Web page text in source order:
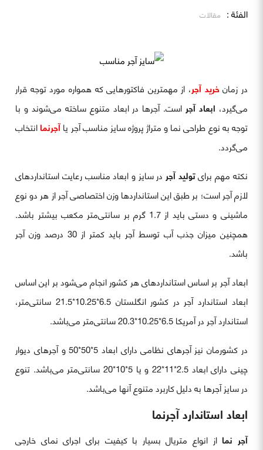
الفئة : مقالات
در زمانخرید آجر
، از مهم‎ترین فاکتورهایی‌ که همواره مورد توجه قرار
می‌گیرد، ابعاد آجراست. آجرها در ابعاد متنوع ساخته می‌شوند و با
توجه به نوع طراحی نما و متراژ پروژه سایز مناسب آجر یاآجرنماانتخاب
می‌گردد.
نکته مهم برایتولید آجردر سایز و ابعاد مناسب رعایت استانداردهای
لازم آجر است؛ بر طبق این استانداردها وزن اختصاصی آجر از هر دو نوع
ماشینی و دستی باید از 1.7 گرم بر سانتی‌متر مکعب بیشتر باشد.
همچنین میزان جذب آب توسط آجر باید کمتر از 30 درصد وزن آجر
باشد.
ابعاد آجر بر اساس استانداردهای هر کشور انجام می‌شود بر این اساس
ابعاد استاندارد آجر در کشور انگلستان 6.5*10.25*21.5 سانتی‌متر،
استاندارد آجر در آمریکا 6.5*10.25*20.3 سانتی‌متر می‌باشد.
در کشورمان نیز آجرهای نظامی دارای ابعاد 5*50*50 و آجرهای دیوار
چینی دارای ابعاد 2.5*11*22 و یا 5*10*20 سانتی‌متر می‌باشد. تنوع
در سایز آجرها به دلیل کاربرد متنوع آنها می‌باشد.
ابعاد استاندارد آجرنما
آجر نمااز انواع متریال بسیار با کیفیت برای اجرای نمای خارجی